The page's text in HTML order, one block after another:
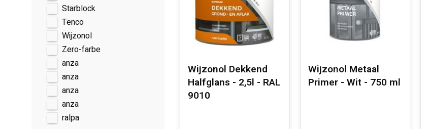
Starblock
Tenco
Wijzonol
Zero-farbe
anza
anza
anza
anza
ralpa
Wijzonol Dekkend
Halfglans - 2,5l - RAL
9010
Wijzonol Metaal
Primer - Wit - 750 ml